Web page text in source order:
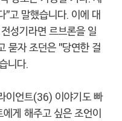
"고 말했습니다. 이에 대
성기라면 르브론을 일
묻자 조던은 "당연한 걸
니다.
이언트(36) 이야기도 빠
게 해주고 싶은 조언이